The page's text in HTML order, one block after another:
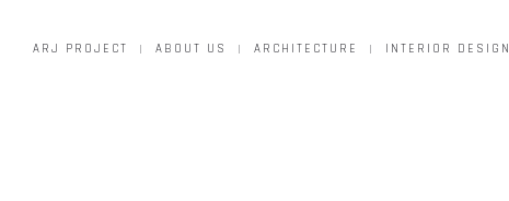
ARJ PROJECT ABOUT US ARCHITECTURE INTERIOR DESIGN